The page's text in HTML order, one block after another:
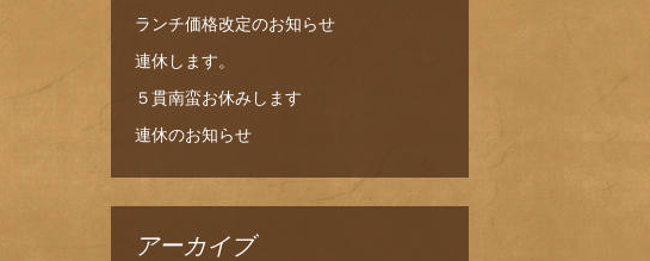
ランチ価格改定のお知らせ
連休します。
５貫南蛮お休みします
連休のお知らせ
アーカイブ